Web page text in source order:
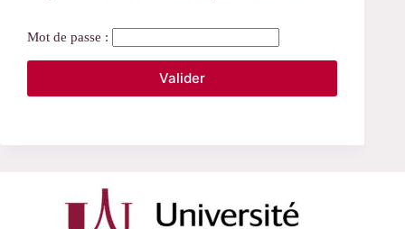
Mot de passe :